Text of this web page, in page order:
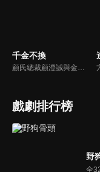
千金不換
顧氏總裁顧澄誠與金家千金金燦燦兩家聯姻宴席上，童話突然現身阻止，直言自己才是金家真千金，現場頓時混亂，眾人為了自己的利益各執一詞，無人在意童話這個所謂的真千金。
戲劇排行榜
野
全